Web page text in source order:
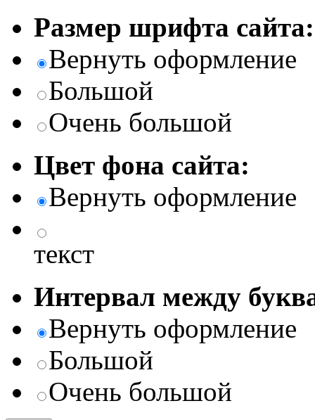
Размер шрифта сайта:
Вернуть оформление
Большой
Очень большой
Цвет фона сайта:
Вернуть оформление
текст
Интервал между
Вернуть оформление
Большой
Очень большой